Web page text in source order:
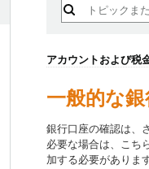
アカウントおよび税
一般的な
銀行口座の確認は、
必要な場合は、こち
加する必要がありま